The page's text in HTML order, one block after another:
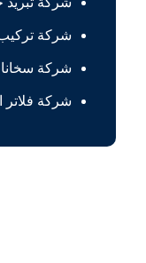
شركة
شركة
شركة فلاتر